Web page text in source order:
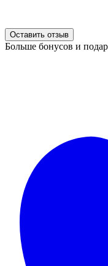
Оставить отзыв
Больше бонусов и